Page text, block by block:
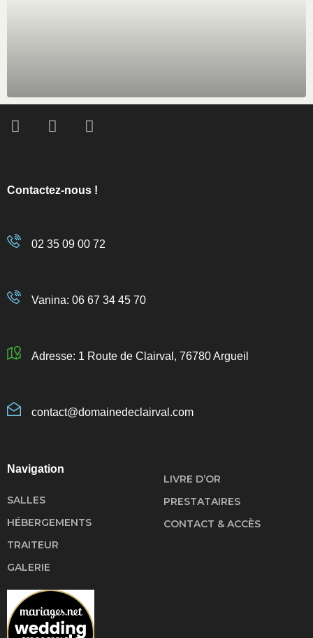
Contactez-nous !
02 35 09 00 72
Vanina: 06 67 34 45 70 ​
Adresse: 1 Route de Clairval, 76780 Argueil
contact@domainedeclairval.com
Navigation
SALLES
HÉBERGEMENTS
TRAITEUR
GALERIE
LIVRE D’OR
PRESTATAIRES
CONTACT & ACCÈS